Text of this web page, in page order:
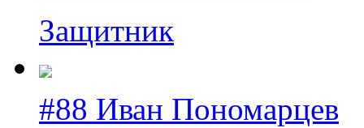
Защитник
#88 Иван Пономарцев